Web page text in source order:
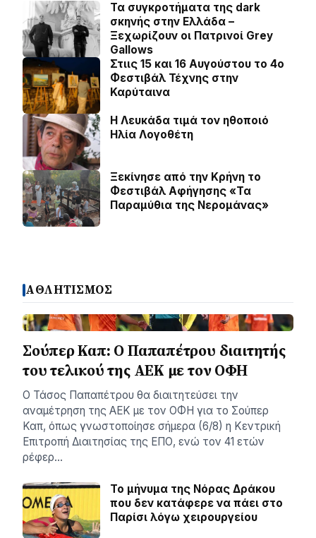
Τα συγκροτήματα της dark
σκηνής στην Ελλάδα –
Ξεχωρίζουν οι Πατρινοί Grey
Gallows
Στιις 15 και 16 Αυγούστου το 4ο
Φεστιβάλ Τέχνης στην
Καρύταινα
Η Λευκάδα τιμά τον ηθοποιό
Ηλία Λογοθέτη
Ξεκίνησε από την Κρήνη το
Φεστιβάλ Αφήγησης «Τα
Παραμύθια της Νερομάνας»
ΑΘΛΗΤΙΣΜΟΣ
Σούπερ Καπ: Ο Παπαπέτρου διαιτητής
του τελικού της ΑΕΚ με τον ΟΦΗ
Ο Τάσος Παπαπέτρου θα διαιτητεύσει την
αναμέτρηση της ΑΕΚ με τον ΟΦΗ για το Σούπερ
Καπ, όπως γνωστοποίησε σήμερα (6/8) η Κεντρική
Επιτροπή Διαιτησίας της ΕΠΟ, ενώ τον 41 ετών
ρέφερ…
Το μήνυμα της Νόρας Δράκου
που δεν κατάφερε να πάει στο
Παρίσι λόγω χειρουργείου